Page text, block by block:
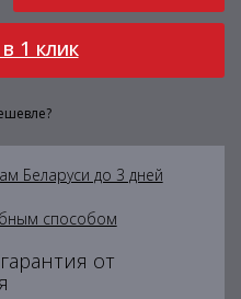
1 клик
Беларуси до 3 дней
способом
от